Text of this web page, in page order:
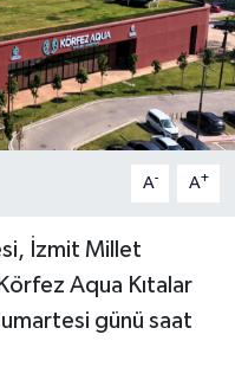
A- A+
İzmit Millet
Aqua Kıtalar
günü saat